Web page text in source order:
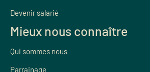
Devenir salarié
Mieux nous connaître
Qui sommes nous
Parrainage